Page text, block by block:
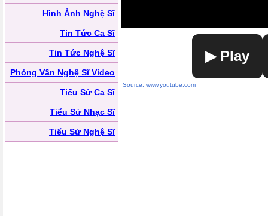
Hình Ảnh Nghệ Sĩ
Tin Tức Ca Sĩ
Tin Tức Nghệ Sĩ
Phỏng Vấn Nghệ Sĩ Video
Tiểu Sử Ca Sĩ
Tiểu Sử Nhạc Sĩ
Tiểu Sử Nghệ Sĩ
▶ Play
Source: www.youtube.com